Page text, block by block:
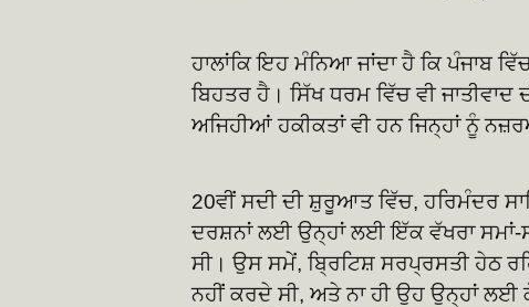
ਹਾਲਾਂਕਿ ਇਹ ਮੰਨਿਆ ਜਾਂਦਾ ਹੈ ਕਿ ਪੰਜਾਬ
ਬਿਹਤਰ ਹੈ। ਸਿੱਖ ਧਰਮ ਵਿੱਚ ਵੀ
ਅਜਿਹੀਆਂ ਹਕੀਕਤਾਂ ਵੀ ਹਨ ਜਿਨ੍ਹਾਂ ਨੂੰ
20ਵੀਂ ਸਦੀ ਦੀ ਸ਼ੁਰੂਆਤ ਵਿੱਚ, ਹਰਿਮੰਦਰ
ਦਰਸ਼ਨਾਂ ਲਈ ਉਨ੍ਹਾਂ ਲਈ ਇੱਕ ਵੱਖਰਾ ਸਮਾਂ-
ਸੀ। ਉਸ ਸਮੇਂ, ਬ੍ਰਿਟਿਸ਼ ਸਰਪ੍ਰਸਤੀ ਹੇਠ
ਨਹੀਂ ਕਰਦੇ ਸੀ, ਅਤੇ ਨਾ ਹੀ ਉਹ ਉਨ੍ਹਾਂ ਲਈ